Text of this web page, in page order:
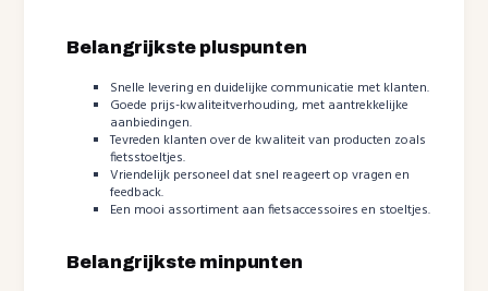
Belangrijkste pluspunten
Snelle levering en duidelijke communicatie met klanten.
Goede prijs-kwaliteitverhouding, met aantrekkelijke
aanbiedingen.
Tevreden klanten over de kwaliteit van producten zoals
fietsstoeltjes.
Vriendelijk personeel dat snel reageert op vragen en
feedback.
Een mooi assortiment aan fietsaccessoires en stoeltjes.
Belangrijkste minpunten